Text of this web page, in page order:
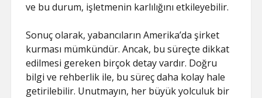
ve bu durum, işletmenin karlılığını etkileyebilir.
Sonuç olarak, yabancıların Amerika’da şirket
kurması mümkündür. Ancak, bu süreçte dikkat
edilmesi gereken birçok detay vardır. Doğru
bilgi ve rehberlik ile, bu süreç daha kolay hale
getirilebilir. Unutmayın, her büyük yolculuk bir